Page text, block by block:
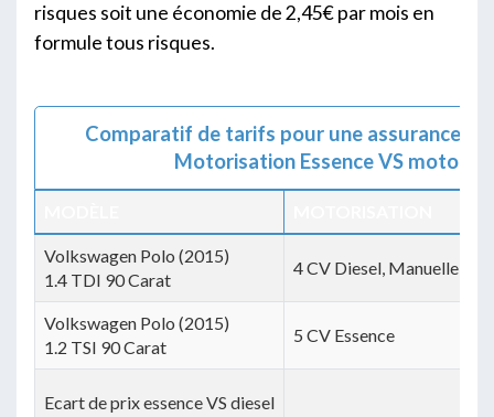
risques soit une économie de 2,45€ par mois en
formule tous risques.
Comparatif de tarifs pour une assurance
Motorisation Essence VS
Volkswagen Polo (2015)
1.4 TDI 90 Carat
4 CV Diesel, Manuelle
Volkswagen Polo (2015)
1.2 TSI 90 Carat
5 CV Essence
Ecart de prix essence VS diesel